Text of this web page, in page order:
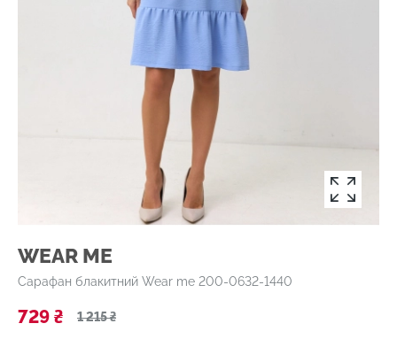
WEAR ME
Сарафан блакитний Wear me 200-0632-1440
729 ₴ 1 215 ₴